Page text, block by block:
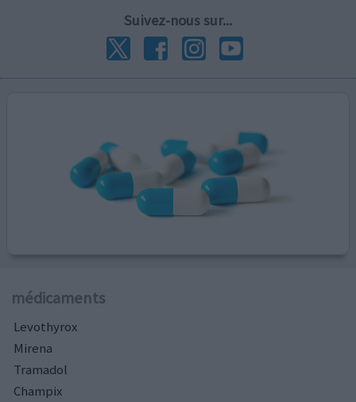
Suivez-nous sur...
médicaments
Levothyrox
Mirena
Tramadol
Champix